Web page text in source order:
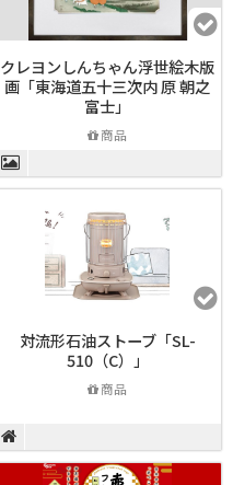
クレヨンしんちゃん浮世絵木版
画「東海道五十三次内 原 朝之
富士」
商品
対流形石油ストーブ「SL-
510（C）」
商品